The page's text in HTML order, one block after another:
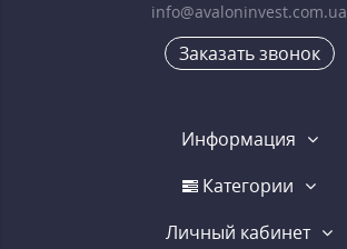
info@avaloninvest.com.ua
Заказать звонок
Информация
Категории
Личный кабинет